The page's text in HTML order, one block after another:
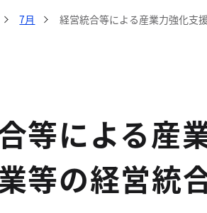
7月 経営統合等による産業力強化支
等による産
等の経営統